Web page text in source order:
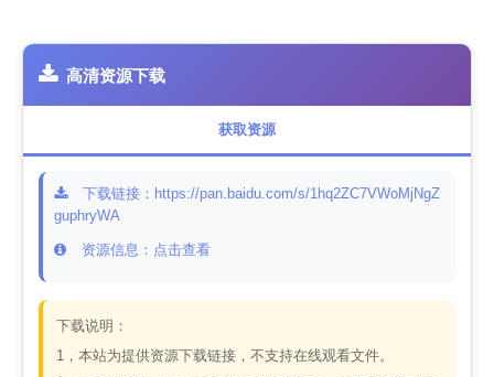
高清资源下载
获取资源
下载链接：https://pan.baidu.com/s/1hq2ZC7VWoMjNgZ
guphryWA
资源信息：点击查看
下载说明：
1，本站为提供资源下载链接，不支持在线观看文件。